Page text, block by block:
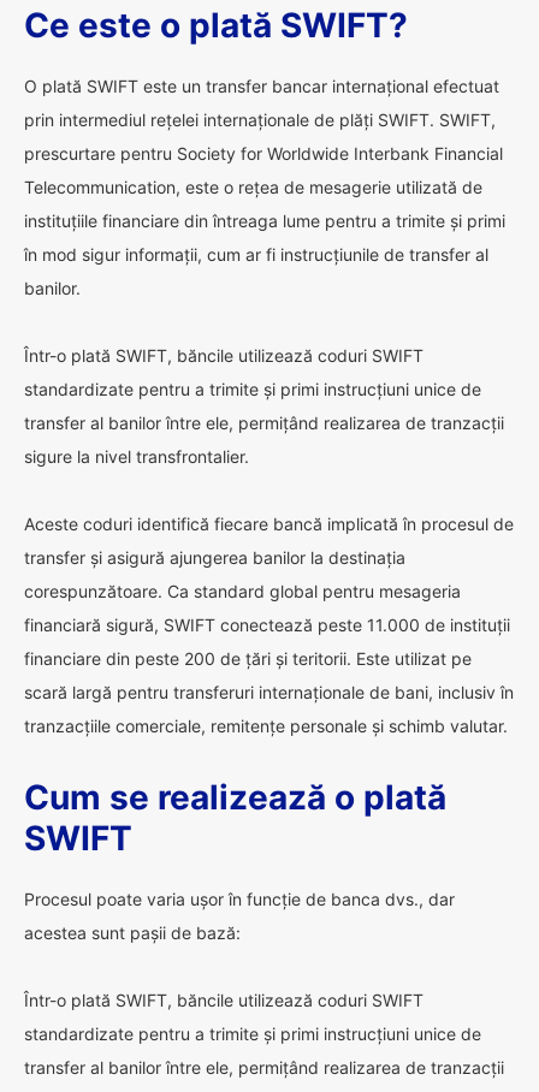
Ce este o plată SWIFT?
O plată SWIFT este un transfer bancar internațional efectuat
prin intermediul rețelei internaționale de plăți SWIFT. SWIFT,
prescurtare pentru Society for Worldwide Interbank Financial
Telecommunication, este o rețea de mesagerie utilizată de
instituțiile financiare din întreaga lume pentru a trimite și primi
în mod sigur informații, cum ar fi instrucțiunile de transfer al
banilor.
Într-o plată SWIFT, băncile utilizează coduri SWIFT
standardizate pentru a trimite și primi instrucțiuni unice de
transfer al banilor între ele, permițând realizarea de tranzacții
sigure la nivel transfrontalier.
Aceste coduri identifică fiecare bancă implicată în procesul de
transfer și asigură ajungerea banilor la destinația
corespunzătoare. Ca standard global pentru mesageria
financiară sigură, SWIFT conectează peste 11.000 de instituții
financiare din peste 200 de țări și teritorii. Este utilizat pe
scară largă pentru transferuri internaționale de bani, inclusiv în
tranzacțiile comerciale, remitențe personale și schimb valutar.
Cum se realizează o plată
SWIFT
Procesul poate varia ușor în funcție de banca dvs., dar
acestea sunt pașii de bază:
Într-o plată SWIFT, băncile utilizează coduri SWIFT
standardizate pentru a trimite și primi instrucțiuni unice de
transfer al banilor între ele, permițând realizarea de tranzacții